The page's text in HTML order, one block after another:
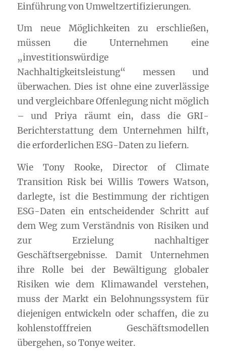
Einführung von Umweltzertifizierungen.
Um neue Möglichkeiten zu erschließen,
müssen die Unternehmen eine
„investitionswürdige
Nachhaltigkeitsleistung“ messen und
überwachen. Dies ist ohne eine zuverlässige
und vergleichbare Offenlegung nicht möglich
– und Priya räumt ein, dass dieGRI-
Berichterstattung dem Unternehmen hilft,
die erforderlichen ESG-Daten zu liefern.
Wie Tony Rooke, Director of Climate
Transition Risk bei Willis Towers Watson,
darlegte, ist die Bestimmung der richtigen
ESG-Daten ein entscheidender Schritt auf
dem Weg zum Verständnis von Risiken und
zur Erzielung nachhaltiger
Geschäftsergebnisse. Damit Unternehmen
ihre Rolle bei der Bewältigung globaler
Risiken wie dem Klimawandel verstehen,
muss der Markt ein Belohnungssystem für
diejenigen entwickeln oder schaffen, die zu
kohlenstofffreien Geschäftsmodellen
übergehen, so Tonye weiter.